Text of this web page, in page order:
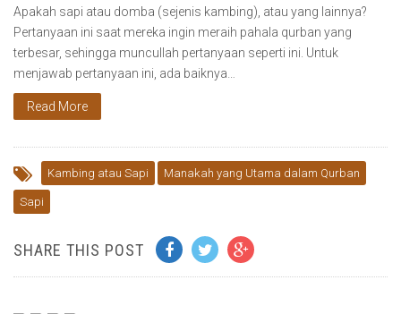
Apakah sapi atau domba (sejenis kambing), atau yang lainnya?
Pertanyaan ini saat mereka ingin meraih pahala qurban yang
terbesar, sehingga muncullah pertanyaan seperti ini. Untuk
menjawab pertanyaan ini, ada baiknya…
Read More
Kambing atau Sapi Manakah yang Utama dalam Qurban
Sapi
SHARE THIS POST